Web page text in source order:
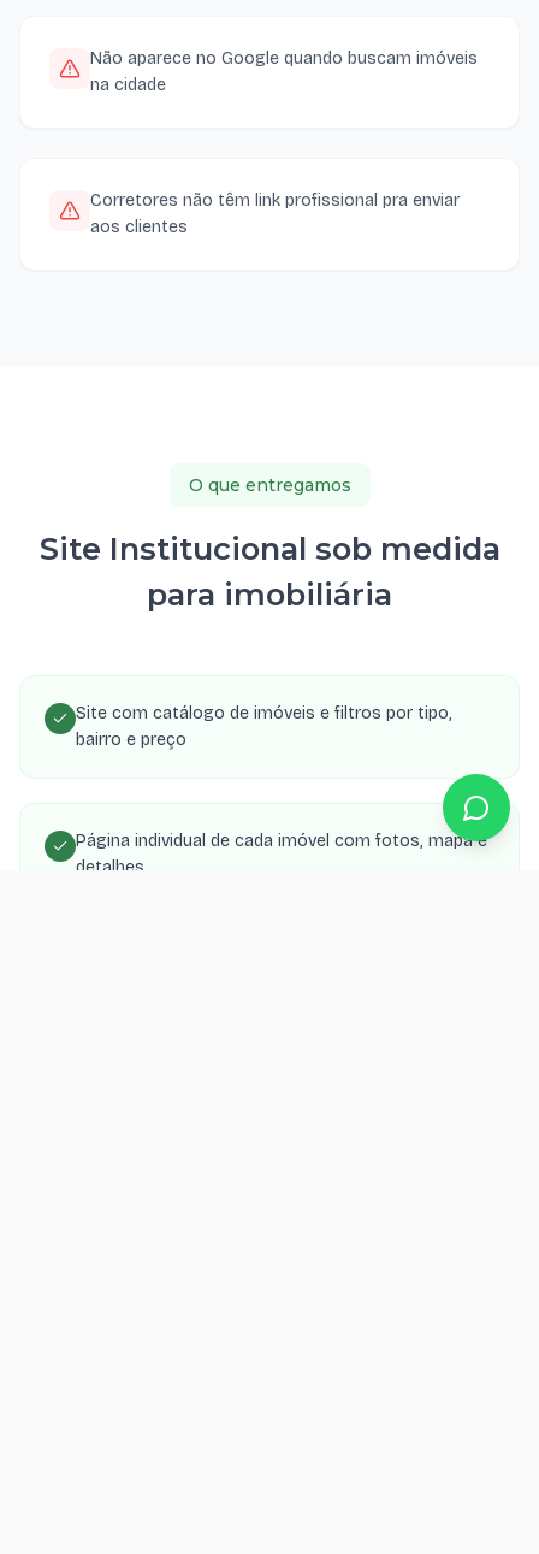
Não aparece no Google quando buscam imóveis
na cidade
Corretores não têm link profissional pra enviar
aos clientes
O que entregamos
Site Institucional sob medida
para imobiliária
Site com catálogo de imóveis e filtros por tipo,
bairro e preço
Página individual de cada imóvel com fotos, mapa e
detalhes